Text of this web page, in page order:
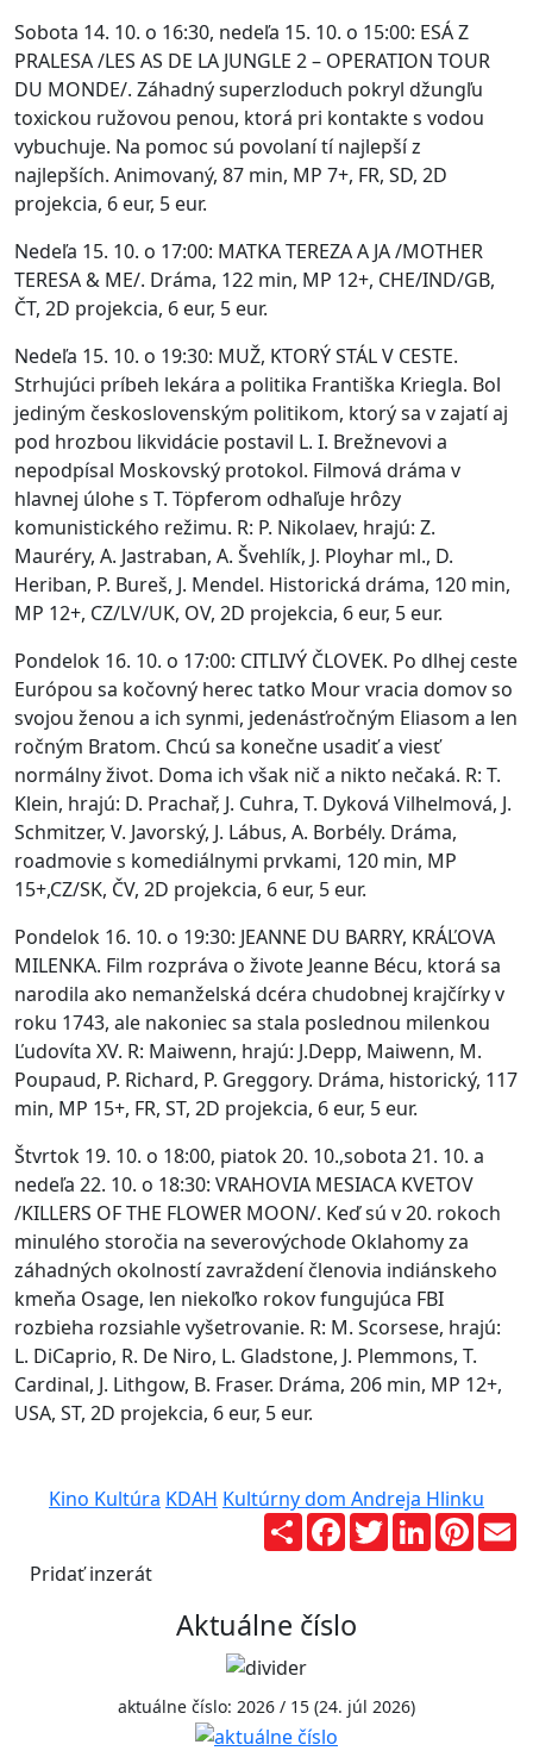
Sobota 14. 10. o 16:30, nedeľa 15. 10. o 15:00: ESÁ Z
PRALESA /LES AS DE LA JUNGLE 2 – OPERATION TOUR
DU MONDE/. Záhadný superzloduch pokryl džungľu
toxickou ružovou penou, ktorá pri kontakte s vodou
vybuchuje. Na pomoc sú povolaní tí najlepší z
najlepších. Animovaný, 87 min, MP 7+, FR, SD, 2D
projekcia, 6 eur, 5 eur.
Nedeľa 15. 10. o 17:00: MATKA TEREZA A JA /MOTHER
TERESA & ME/. Dráma, 122 min, MP 12+, CHE/IND/GB,
ČT, 2D projekcia, 6 eur, 5 eur.
Nedeľa 15. 10. o 19:30: MUŽ, KTORÝ STÁL V CESTE.
Strhujúci príbeh lekára a politika Františka Kriegla. Bol
jediným československým politikom, ktorý sa v zajatí aj
pod hrozbou likvidácie postavil L. I. Brežnevovi a
nepodpísal Moskovský protokol. Filmová dráma v
hlavnej úlohe s T. Töpferom odhaľuje hrôzy
komunistického režimu. R: P. Nikolaev, hrajú: Z.
Mauréry, A. Jastraban, A. Švehlík, J. Ployhar ml., D.
Heriban, P. Bureš, J. Mendel. Historická dráma, 120 min,
MP 12+, CZ/LV/UK, OV, 2D projekcia, 6 eur, 5 eur.
Pondelok 16. 10. o 17:00: CITLIVÝ ČLOVEK. Po dlhej ceste
Európou sa kočovný herec tatko Mour vracia domov so
svojou ženou a ich synmi, jedenásťročným Eliasom a len
ročným Bratom. Chcú sa konečne usadiť a viesť
normálny život. Doma ich však nič a nikto nečaká. R: T.
Klein, hrajú: D. Prachař, J. Cuhra, T. Dyková Vilhelmová, J.
Schmitzer, V. Javorský, J. Lábus, A. Borbély. Dráma,
roadmovie s komediálnymi prvkami, 120 min, MP
15+,CZ/SK, ČV, 2D projekcia, 6 eur, 5 eur.
Pondelok 16. 10. o 19:30: JEANNE DU BARRY, KRÁĽOVA
MILENKA. Film rozpráva o živote Jeanne Bécu, ktorá sa
narodila ako nemanželská dcéra chudobnej krajčírky v
roku 1743, ale nakoniec sa stala poslednou milenkou
Ľudovíta XV. R: Maiwenn, hrajú: J.Depp, Maiwenn, M.
Poupaud, P. Richard, P. Greggory. Dráma, historický, 117
min, MP 15+, FR, ST, 2D projekcia, 6 eur, 5 eur.
Štvrtok 19. 10. o 18:00, piatok 20. 10.,sobota 21. 10. a
nedeľa 22. 10. o 18:30: VRAHOVIA MESIACA KVETOV
/KILLERS OF THE FLOWER MOON/. Keď sú v 20. rokoch
minulého storočia na severovýchode Oklahomy za
záhadných okolností zavraždení členovia indiánskeho
kmeňa Osage, len niekoľko rokov fungujúca FBI
rozbieha rozsiahle vyšetrovanie. R: M. Scorsese, hrajú:
L. DiCaprio, R. De Niro, L. Gladstone, J. Plemmons, T.
Cardinal, J. Lithgow, B. Fraser. Dráma, 206 min, MP 12+,
USA, ST, 2D projekcia, 6 eur, 5 eur.
Kino Kultúra KDAH Kultúrny dom Andreja Hlinku
ZdieľajFacebook
TwitterLinkedIn
Pridať inzerát
Aktuálne číslo
aktuálne číslo: 2026 / 15 (24. júl 2026)